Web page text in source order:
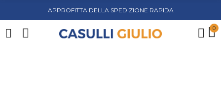
APPROFITTA DELLA SPEDIZIONE RAPIDA
0